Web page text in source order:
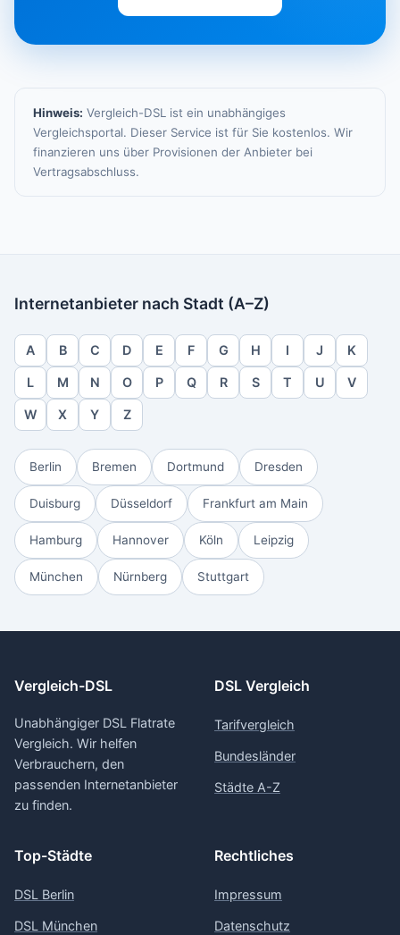
Hinweis: Vergleich-DSL ist ein unabhängiges
Vergleichsportal. Dieser Service ist für Sie kostenlos. Wir
finanzieren uns über Provisionen der Anbieter bei
Vertragsabschluss.
Internetanbieter nach Stadt (A–Z)
A B C D E F G H I J K
L M N O P Q R S T U V
W X Y Z
Berlin Bremen Dortmund Dresden
Duisburg Düsseldorf Frankfurt am Main
Hamburg Hannover Köln Leipzig
München Nürnberg Stuttgart
Vergleich-DSL
Unabhängiger DSL Flatrate
Vergleich. Wir helfen
Verbrauchern, den
passenden Internetanbieter
zu finden.
DSL Vergleich
Tarifvergleich
Bundesländer
Städte A-Z
Top-Städte
DSL Berlin
DSL München
Rechtliches
Impressum
Datenschutz